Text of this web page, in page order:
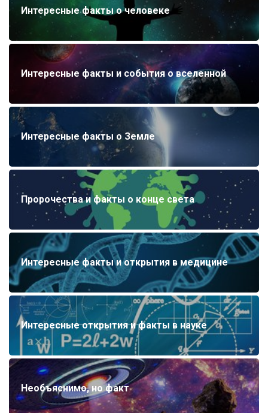
Интересные факты о человеке
Интересные факты и события о вселенной
Интересные факты о Земле
Пророчества и факты о конце света
Интересные факты и открытия в медицине
Интересные открытия и факты в науке
Необъяснимо, но факт